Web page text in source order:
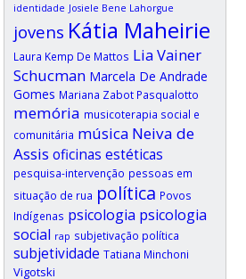
identidade Josiele Bene Lahorgue
jovens Kátia Maheirie
Laura Kemp De Mattos Lia Vainer
Schucman Marcela De Andrade
Gomes Mariana Zabot Pasqualotto
memória musicoterapia social e
comunitária música Neiva de
Assis oficinas estéticas
pesquisa-intervenção pessoas em
situação de rua política Povos
Indígenas psicologia psicologia
social rap subjetivação política
subjetividade Tatiana Minchoni
Vigotski